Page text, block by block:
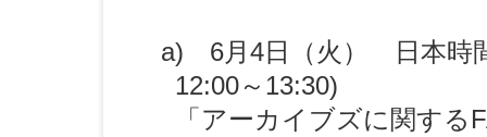
a) 6月4日（火） 日本時
12:00～13:30)
「アーカイブズに関す